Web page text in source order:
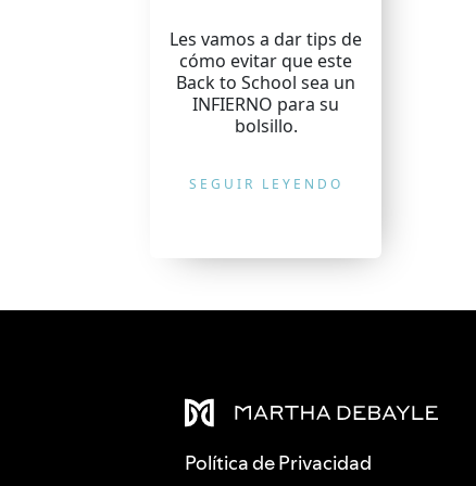
Les vamos a dar tips de
cómo evitar que este
Back to School sea un
INFIERNO para su
bolsillo.
SEGUIR LEYENDO
Política de Privacidad